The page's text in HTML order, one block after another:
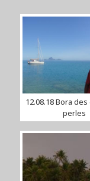
12.08.18 Bora
perles